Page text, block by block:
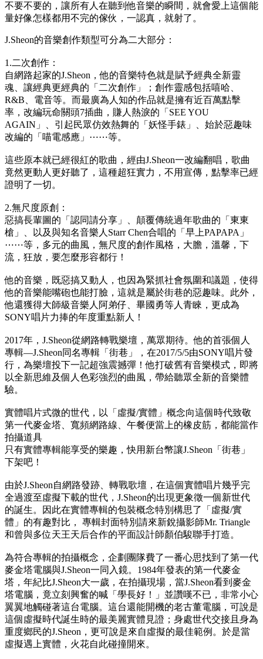
不要不要的，讓所有人在聽到他音樂的瞬間，就會愛上這個能
量好像怎樣都用不完的傢伙，一認真，就射了。
J.Sheon的音樂創作類型可分為二大部分：
1.二次創作：
自網路起家的J.Sheon，他的音樂特色就是賦予經典全新靈
魂、讓經典更經典的「二次創作」；創作靈感包括嘻哈、
R&B、電音等。而最廣為人知的作品就是擁有近百萬點擊
率，改編玩命關頭7插曲，賺人熱淚的「SEE YOU
AGAIN」、引起民眾仿效熱舞的「妖怪手錶」、始於惡趣味
改編的「喵電感應」⋯⋯等。
這些原本就已經很紅的歌曲，經由J.Sheon一改編翻唱，歌曲
竟然更動人更好聽了，這種超狂實力，不用宣傳，點擊率已經
證明了一切。
2.無尺度原創：
惡搞長輩圖的「認同請分享」、顛覆傳統過年歌曲的「東東
槍」、以及與知名音樂人Starr Chen合唱的「早上PAPAPA」
⋯⋯等，多元的曲風，無尺度的創作風格，大膽，溫馨，下
流，狂放，要怎麼形容都行！
他的音樂，既惡搞又動人，也因為緊抓社會氛圍和議題，使得
他的音樂能嘴砲也能打臉，這就是屬於街巷的惡趣味。此外，
他還獲得大師級音樂人阿弟仔、畢國勇等人青睞，更成為
SONY唱片力捧的年度重點新人！
2017年，J.Sheon從網路轉戰樂壇，萬眾期待。他的首張個人
專輯—J.Sheon同名專輯「街巷」，在2017/5/5由SONY唱片發
行，為樂壇投下一記超強震撼彈！他打破舊有音樂模式，即將
以全新思維及個人色彩強烈的曲風，帶給聽眾全新的音樂體
驗。
實體唱片式微的世代，以「虛擬/實體」概念向這個時代致敬
第一代麥金塔、寬頻網路線、午餐便當上的橡皮筋，都能當作
拍攝道具
只有實體專輯能享受的樂趣，快用新台幣讓J.Sheon「街巷」
下架吧！
由於J.Sheon自網路發跡、轉戰歌壇，在這個實體唱片幾乎完
全過渡至虛擬下載的世代，J.Sheon的出現更象徵一個新世代
的誕生。因此在實體專輯的包裝概念特別構思了「虛擬/實
體」的有趣對比， 專輯封面特別請來新銳攝影師Mr. Triangle
和曾與多位天王天后合作的平面設計師顏伯駿聯手打造。
為符合專輯的拍攝概念，企劃團隊費了一番心思找到了第一代
麥金塔電腦與J.Sheon一同入鏡。1984年發表的第一代麥金
塔，年紀比J.Sheon大一歲，在拍攝現場，當J.Sheon看到麥金
塔電腦，竟立刻興奮的喊「學長好！」並讚嘆不已，非常小心
翼翼地觸碰著這台電腦。這台還能開機的老古董電腦，可說是
這個虛擬時代誕生時的最美麗實體見證；身處世代交接且身為
重度鄉民的J.Sheon，更可說是來自虛擬的最佳範例。於是當
虛擬遇上實體，火花自此碰撞開來。